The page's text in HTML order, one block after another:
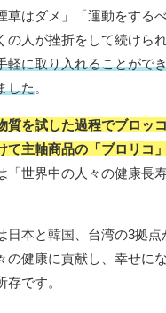
草はダメ」「運動をする
の人が挫折をして続けら
軽に取り入れることがで
した。
質を試した過程でブロッ
て主軸商品の「ブロリコ
「世界中の人々の健康長
日本と韓国、台湾の3拠点
の健康に貢献し、幸せに
存です。